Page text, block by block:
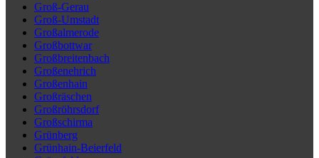
Groß-Gerau
Groß-Umstadt
Großalmerode
Großbottwar
Großbreitenbach
Großenehrich
Großenhain
Großräschen
Großröhrsdorf
Großschirma
Grünberg
Grünhain-Beierfeld